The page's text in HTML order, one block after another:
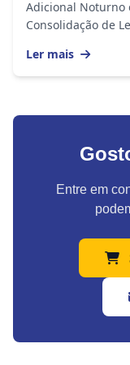
Adicional
Consolidação de
Ler mais
Entre em